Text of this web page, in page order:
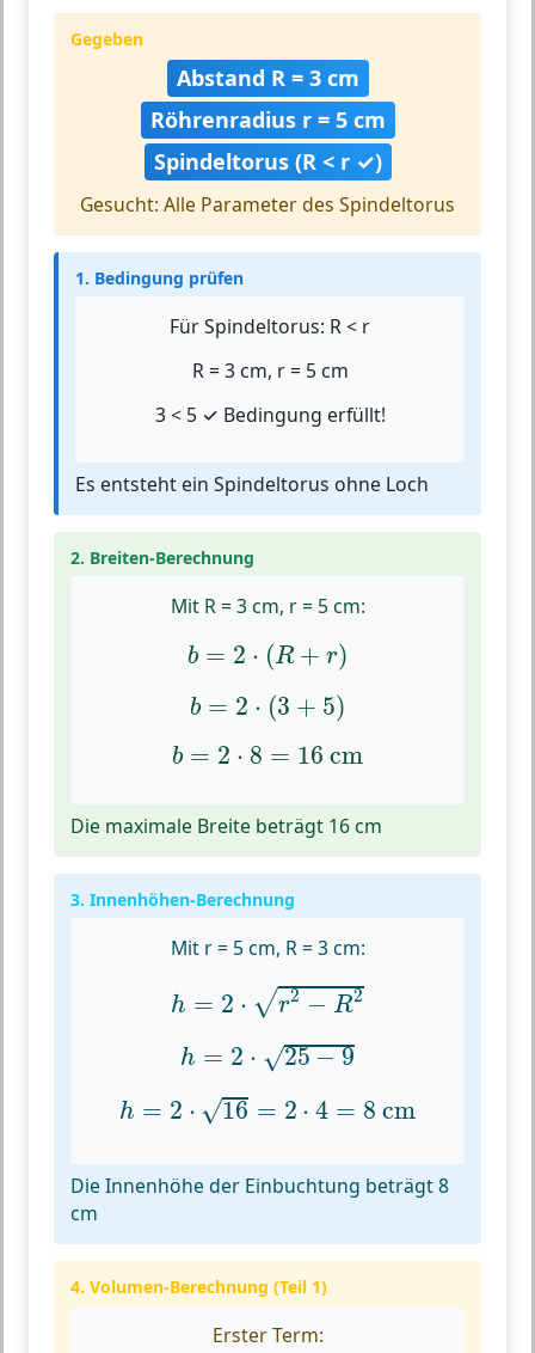
Gegeben
Abstand R = 3 cm
Röhrenradius r = 5 cm
Spindeltorus (R < r ✓)
Gesucht: Alle Parameter des Spindeltorus
1. Bedingung prüfen
Für Spindeltorus: R < r
R = 3 cm, r = 5 cm
3 < 5 ✓ Bedingung erfüllt!
Es entsteht ein Spindeltorus ohne Loch
2. Breiten-Berechnung
Mit R = 3 cm, r = 5 cm:
b = 2 ⋅ (R + r)
=2 (R+ r
b = 2 ⋅ (3 + 5)
=2 (3+ 5
b = 2 ⋅ 8 = 16 cm
=2 8= 16cm
Die maximale Breite beträgt 16 cm
3. Innenhöhen-Berechnung
Mit r = 5 cm, R = 3 cm:
h = 2 ⋅ √r2 − R2
2−R2
h = 2 ⋅ √25−9
=2 25−9
h = 2 ⋅ √16 = 2 ⋅ 4 = 8 cm
h= 16= 4 8 cm
Die Innenhöhe der Einbuchtung beträgt 8
cm
4. Volumen-Berechnung (Teil 1)
Erster Term: